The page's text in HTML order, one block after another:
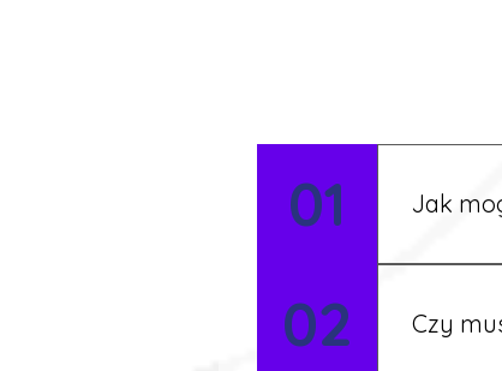
01 Jak
Możesz
02 Czy